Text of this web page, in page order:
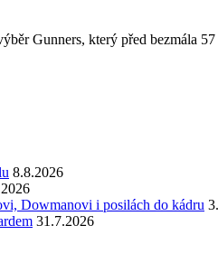
Gunners, který před bezmála
8.8.2026
Dowmanovi i posilách do kádru
31.7.2026